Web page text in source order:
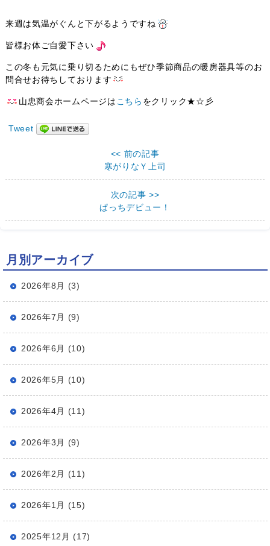
来週は気温がぐんと下がるようですね
皆様お体ご自愛下さい
この冬も元気に乗り切るためにもぜひ季節商品の暖房器具等のお
問合せお待ちしております
山忠商会ホームページは こちら をクリック★☆彡
Tweet
<< 前の記事
寒がりなＹ上司
次の記事 >>
ぱっちデビュー！
月別アーカイブ
2026年8月 (3)
2026年7月 (9)
2026年6月 (10)
2026年5月 (10)
2026年4月 (11)
2026年3月 (9)
2026年2月 (11)
2026年1月 (15)
2025年12月 (17)